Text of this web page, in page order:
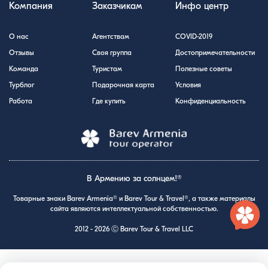
Компания
О нас
Отзывы
Команда
Турблог
Работа
Заказчикам
Агентствам
Своя группа
Туристам
Подарочная карта
Где купить
Инфо центр
COVID-2019
Достопримечательности
Полезные советы
Условия
Конфиденциальность
В Армению за солнцем!®
Товарные знаки Barev Armenia® и Barev Tour & Travel®, а также материалы
сайта являются интеллектуальной собственностью.
2012 - 2026 Ⓒ Barev Tour & Travel LLC